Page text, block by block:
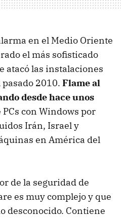
en el Medio Oriente
el más sofisticado
atacó las instalaciones
2010. Flame al
desde hace unos
con Windows por
Irán, Israel y
en América del
de la seguridad de
es muy complejo y que
desconocido. Contiene